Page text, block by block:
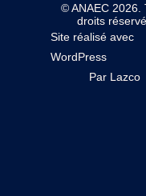
© ANAEC 2026.
droits
Site réalisé avec
WordPress
Par Lazco